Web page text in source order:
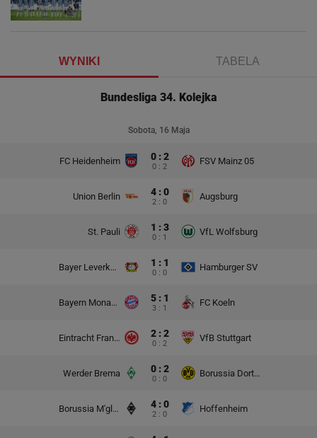
WYNIKI TABELA
Bundesliga 34. Kolejka
Sobota, 16 Maja
FC Heidenheim 0 : 2
0 : 2
FSV Mainz 05
Union Berlin 4 : 0
2 : 0
Augsburg
St. Pauli 1 : 3
0 : 1
VfL Wolfsburg
Bayer Leverkusen 1 : 1
0 : 0
Hamburger SV
Bayern Monachium 5 : 1
3 : 1
FC Koeln
Eintracht Frankfurt 2 : 2
0 : 2
VfB Stuttgart
Werder Brema 0 : 2
0 : 0
Borussia Dortmund
Borussia M'gladbach 4 : 0
2 : 0
Hoffenheim